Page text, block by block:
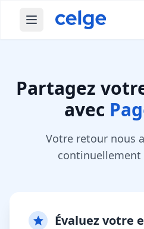
Ouvrir le menu principal
Partagez
avec
Votre retour nous
continuellement
Évaluez votre